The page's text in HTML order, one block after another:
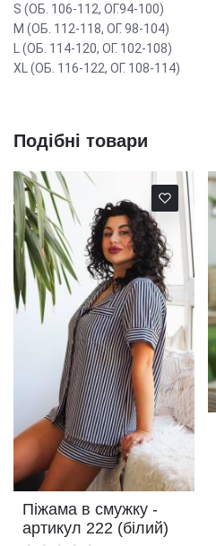
S (ОБ. 106-112, ОГ.94-100)
M (ОБ. 112-118, ОГ. 98-104)
L (ОБ. 114-120, ОГ. 102-108)
XL (ОБ. 116-122, ОГ. 108-114)
Подібні товари
Піжама в смужку -
артикул 222 (білий)